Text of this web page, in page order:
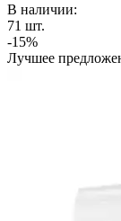
В наличии:
71 шт.
-15%
Лучшее